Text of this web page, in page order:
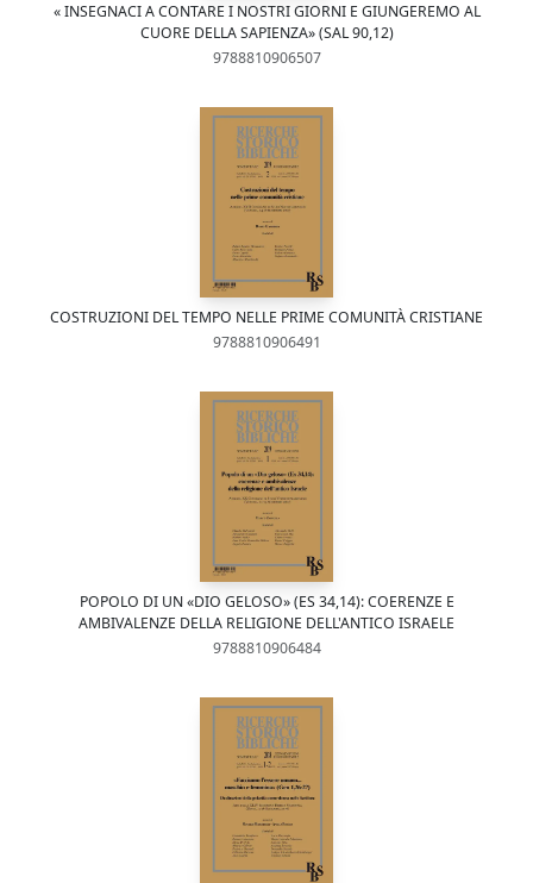
« INSEGNACI A CONTARE I NOSTRI GIORNI E GIUNGEREMO AL
CUORE DELLA SAPIENZA» (SAL 90,12)
9788810906507
COSTRUZIONI DEL TEMPO NELLE PRIME COMUNITÀ CRISTIANE
9788810906491
POPOLO DI UN «DIO GELOSO» (ES 34,14): COERENZE E
AMBIVALENZE DELLA RELIGIONE DELL'ANTICO ISRAELE
9788810906484